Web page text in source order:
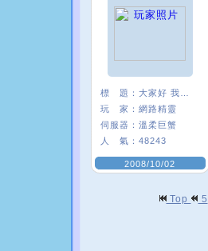
標 題：
玩 家： 網路精靈
伺服器： 溫柔巨蟹
人 氣： 48243
2008/10/02
Top 5